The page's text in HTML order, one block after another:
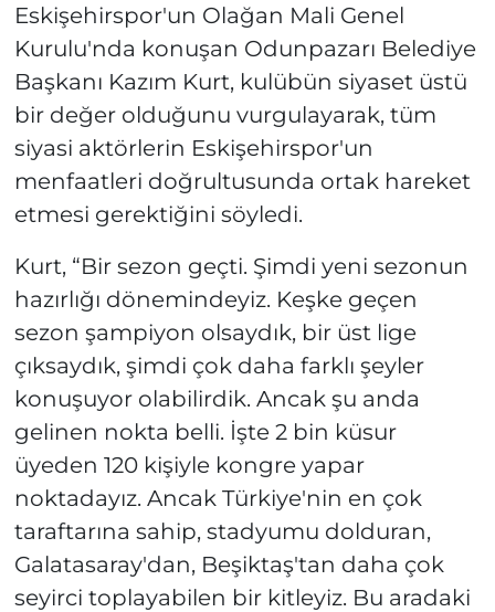
Eskişehirspor'un Olağan Mali Genel
Kurulu'nda konuşan Odunpazarı Belediye
Başkanı Kazım Kurt, kulübün siyaset üstü
bir değer olduğunu vurgulayarak, tüm
siyasi aktörlerin Eskişehirspor'un
menfaatleri doğrultusunda ortak hareket
etmesi gerektiğini söyledi.
Kurt, “Bir sezon geçti. Şimdi yeni sezonun
hazırlığı dönemindeyiz. Keşke geçen
sezon şampiyon olsaydık, bir üst lige
çıksaydık, şimdi çok daha farklı şeyler
konuşuyor olabilirdik. Ancak şu anda
gelinen nokta belli. İşte 2 bin küsur
üyeden 120 kişiyle kongre yapar
noktadayız. Ancak Türkiye'nin en çok
taraftarına sahip, stadyumu dolduran,
Galatasaray'dan, Beşiktaş'tan daha çok
seyirci toplayabilen bir kitleyiz. Bu aradaki